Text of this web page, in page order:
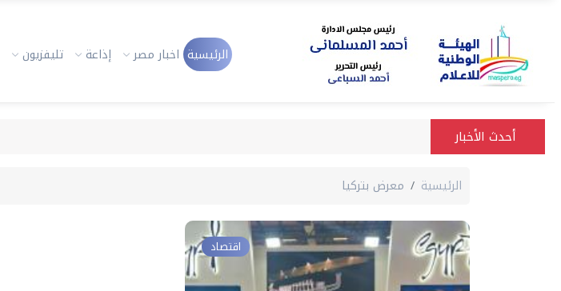
الرئيسية اخبار مصر إذاعة تليفزيون
أحدث الأخبار
الرئيسية معرض بتركيا
اقتصاد